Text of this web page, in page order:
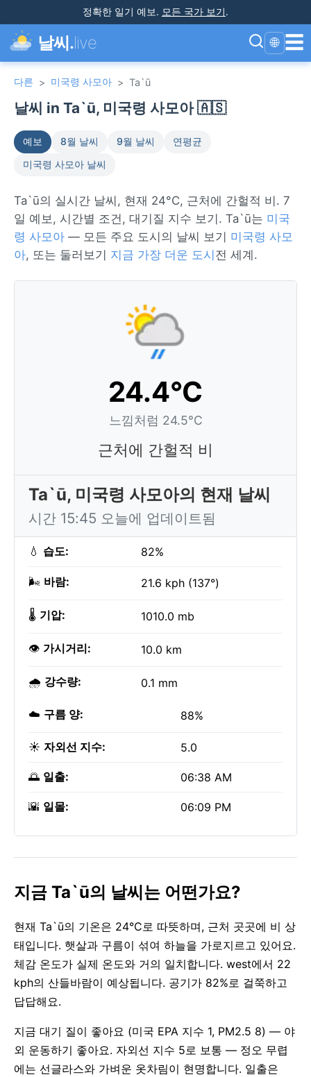
정확한 일기 예보. 모든 국가 보기.
날씨.live 🌐 ☰
다른 > 미국령 사모아 > Ta`ū
날씨 in Ta`ū, 미국령 사모아 🇦🇸
예보 8월 날씨 9월 날씨
연평균
미국령 사모아 날씨
Ta`ū의 실시간 날씨, 현재 24°C, 근처에 간헐적 비. 7
일 예보, 시간별 조건, 대기질 지수 보기. Ta`ū는 미국
령 사모아 — 모든 주요 도시의 날씨 보기 미국령 사모
아, 또는 둘러보기 지금 가장 더운 도시 전 세계.
24.4°C
느낌처럼 24.5°C
근처에 간헐적 비
Ta`ū, 미국령 사모아의 현재 날씨
시간 15:45 오늘에 업데이트됨
💧 습도: 82%
🌬️ 바람: 21.6 kph (137°)
🌡️ 기압: 1010.0 mb
👁️ 가시거리: 10.0 km
🌧️ 강수량: 0.1 mm
☁️ 구름 양: 88%
☀️ 자외선 지수: 5.0
🌅 일출: 06:38 AM
🌇 일몰: 06:09 PM
지금 Ta`ū의 날씨는 어떤가요?
현재 Ta`ū의 기온은 24°C로 따뜻하며, 근처 곳곳에 비 상
태입니다. 햇살과 구름이 섞여 하늘을 가로지르고 있어요.
체감 온도가 실제 온도와 거의 일치합니다. west에서 22
kph의 산들바람이 예상됩니다. 공기가 82%로 걸쭉하고
답답해요.
지금 대기 질이 좋아요 (미국 EPA 지수 1, PM2.5 8) — 야
외 운동하기 좋아요. 자외선 지수 5로 보통 — 정오 무렵
에는 선글라스와 가벼운 옷차림이 현명합니다. 일출은